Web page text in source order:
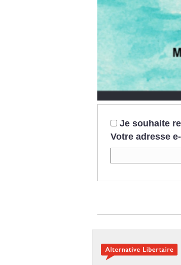
Je souhaite
Votre adresse